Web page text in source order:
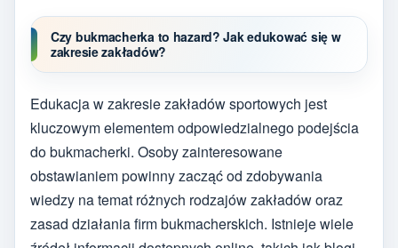
Czy bukmacherka to hazard? Jak edukować się w
zakresie zakładów?
Edukacja w zakresie zakładów sportowych jest
kluczowym elementem odpowiedzialnego podejścia
do bukmacherki. Osoby zainteresowane
obstawianiem powinny zacząć od zdobywania
wiedzy na temat różnych rodzajów zakładów oraz
zasad działania firm bukmacherskich. Istnieje wiele